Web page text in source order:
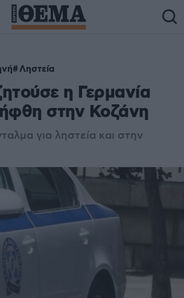
Ληστεία
η Γερμανία
στην Κοζάνη
για ληστεία και στην